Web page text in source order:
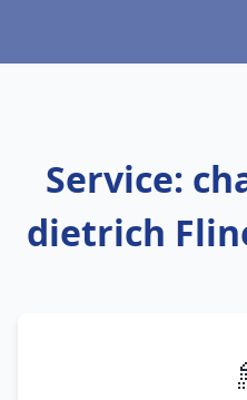
Service:
dietrich